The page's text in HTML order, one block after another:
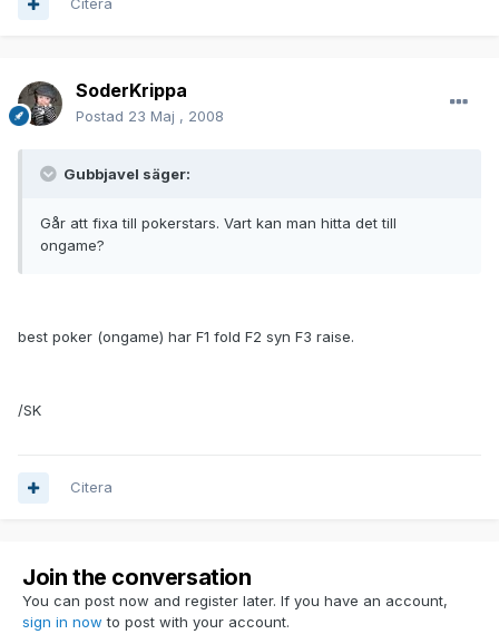
Citera
SoderKrippa
Postad 23 Maj , 2008
Gubbjavel säger:
Går att fixa till pokerstars. Vart kan man hitta det till
ongame?
best poker (ongame) har F1 fold F2 syn F3 raise.
/SK
Citera
Join the conversation
You can post now and register later. If you have an account,
sign in now to post with your account.